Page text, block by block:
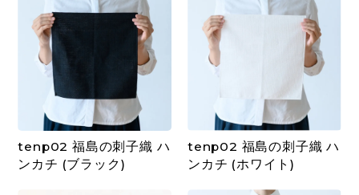
tenp02 福島の刺子織 ハ
ンカチ (ブラック)
tenp02 福島の刺子織 ハ
ンカチ (ホワイト)